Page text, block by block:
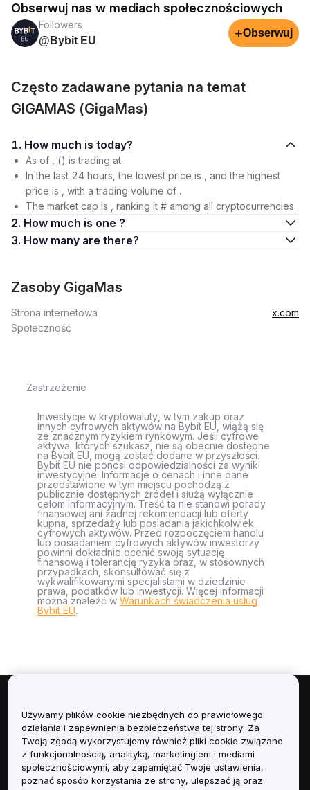
Obserwuj nas w mediach społecznościowych
Followers
@Bybit EU
+Obserwuj
Często zadawane pytania na temat
GIGAMAS (GigaMas)
1. How much is today?
As of , () is trading at .
In the last 24 hours, the lowest price is , and the highest
price is , with a trading volume of .
The market cap is , ranking it # among all cryptocurrencies.
2. How much is one ?
3. How many are there?
Zasoby GigaMas
Strona internetowa
x.com
Społeczność
Zastrzeżenie
Inwestycje w kryptowaluty, w tym zakup oraz
innych cyfrowych aktywów na Bybit EU, wiążą się
ze znacznym ryzykiem rynkowym. Jeśli cyfrowe
aktywa, których szukasz, nie są obecnie dostępne
na Bybit EU, mogą zostać dodane w przyszłości.
Bybit EU nie ponosi odpowiedzialności za wyniki
inwestycyjne. Informacje o cenach i inne dane
przedstawione w tym miejscu pochodzą z
publicznie dostępnych źródeł i służą wyłącznie
celom informacyjnym. Treść ta nie stanowi porady
finansowej ani żadnej rekomendacji lub oferty
kupna, sprzedaży lub posiadania jakichkolwiek
cyfrowych aktywów. Przed rozpoczęciem handlu
lub posiadaniem cyfrowych aktywów inwestorzy
powinni dokładnie ocenić swoją sytuację
finansową i tolerancję ryzyka oraz, w stosownych
przypadkach, skonsultować się z
wykwalifikowanymi specjalistami w dziedzinie
prawa, podatków lub inwestycji. Więcej informacji
można znaleźć w Warunkach świadczenia usług
Bybit EU.
Informacje
Usługi
Obsługa Klienta
Używamy plików cookie niezbędnych do prawidłowego
działania i zapewnienia bezpieczeństwa tej strony. Za
Twoją zgodą wykorzystujemy również pliki cookie związane
z funkcjonalnością, analityką, marketingiem i mediami
społecznościowymi, aby zapamiętać Twoje ustawienia,
poznać sposób korzystania ze strony, ulepszać ją oraz